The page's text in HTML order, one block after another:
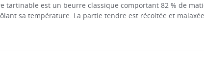
tartinable est un beurre classique comportant 82 % de
sa température. La partie tendre est récoltée et